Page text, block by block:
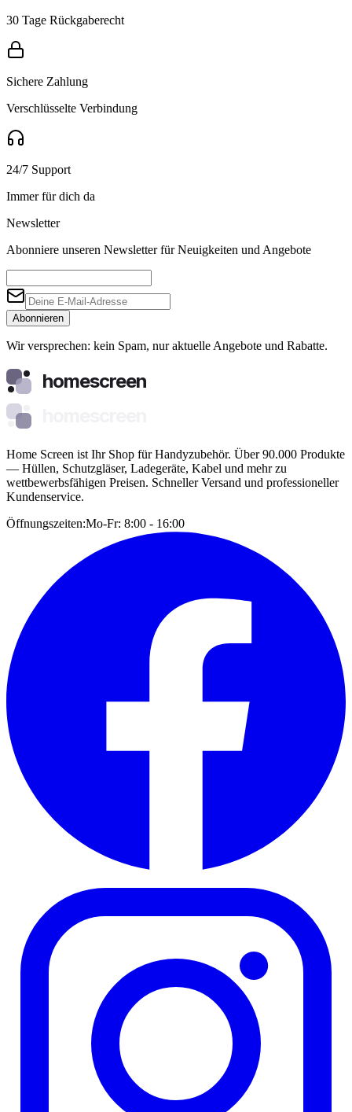
30 Tage Rückgaberecht
Sichere Zahlung
Verschlüsselte Verbindung
24/7 Support
Immer für dich da
Newsletter
Abonniere unseren Newsletter für Neuigkeiten und Angebote
Abonnieren
Wir versprechen: kein Spam, nur aktuelle Angebote und Rabatte.
homescreen
Home Screen ist Ihr Shop für Handyzubehör. Über 90.000 Produkte
— Hüllen, Schutzgläser, Ladegeräte, Kabel und mehr zu
wettbewerbsfähigen Preisen. Schneller Versand und professioneller
Kundenservice.
Öffnungszeiten:Mo-Fr: 8:00 - 16:00